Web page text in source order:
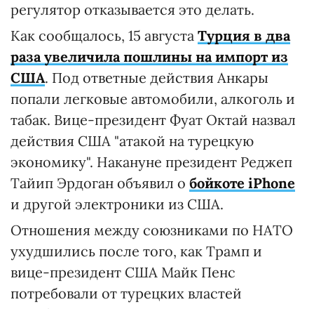
регулятор отказывается это делать.
Как сообщалось, 15 августа Турция в два
раза увеличила пошлины на импорт из
США. Под ответные действия Анкары
попали легковые автомобили, алкоголь и
табак. Вице-президент Фуат Октай назвал
действия США "атакой на турецкую
экономику". Накануне президент Реджеп
Тайип Эрдоган объявил о бойкоте iPhone
и другой электроники из США.
Отношения между союзниками по НАТО
ухудшились после того, как Трамп и
вице-президент США Майк Пенс
потребовали от турецких властей